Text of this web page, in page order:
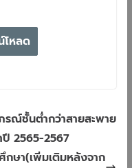
โหลด
รณ์ชั้นต่ำกว่าสายสะพาย
ปี 2565-2567
กษา(เพิ่มเติมหลังจาก